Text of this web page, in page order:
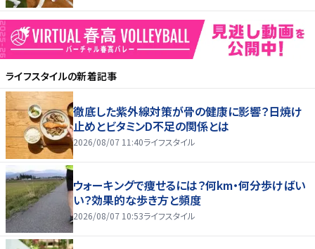
ライフスタイルの新着記事
徹底した紫外線対策が骨の健康に影響？日焼け
止めとビタミンD不足の関係とは
2026/08/07 11:40ライフスタイル
ウォーキングで痩せるには？何km・何分歩けばい
い？効果的な歩き方と頻度
2026/08/07 10:53ライフスタイル